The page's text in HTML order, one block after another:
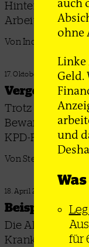
Hintergründe
Von İnci Arslan
17. Oktober 2023
Vergessene
Trotz
Bewaffnung
KPD-Führung
Von Stephan
18. April 2023
Beispiellose
Die
ohne
Linke
Geld.
und
für